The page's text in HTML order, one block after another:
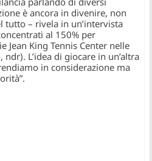
è ancora in divenire, non
tutto– rivela in un’intervista
al 150% per
Jean King Tennis Center nelle
L’idea di giocare in un’altra
in considerazione ma